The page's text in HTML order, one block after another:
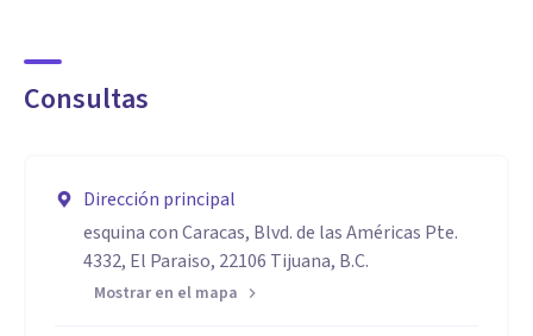
Mi enfoque terapéutico se basa en ofrecer un espacio
seguro, confidencial y sin juicios, donde podamos
cotidiana.
Creo en procesos terapéuticos claros, humanos y
respetuosos, adaptados a cada persona y a su momento
Consultas
Dirección principal
esquina con Caracas, Blvd. de las Américas Pte.
4332, El Paraiso, 22106 Tijuana, B.C.
Mostrar en el mapa